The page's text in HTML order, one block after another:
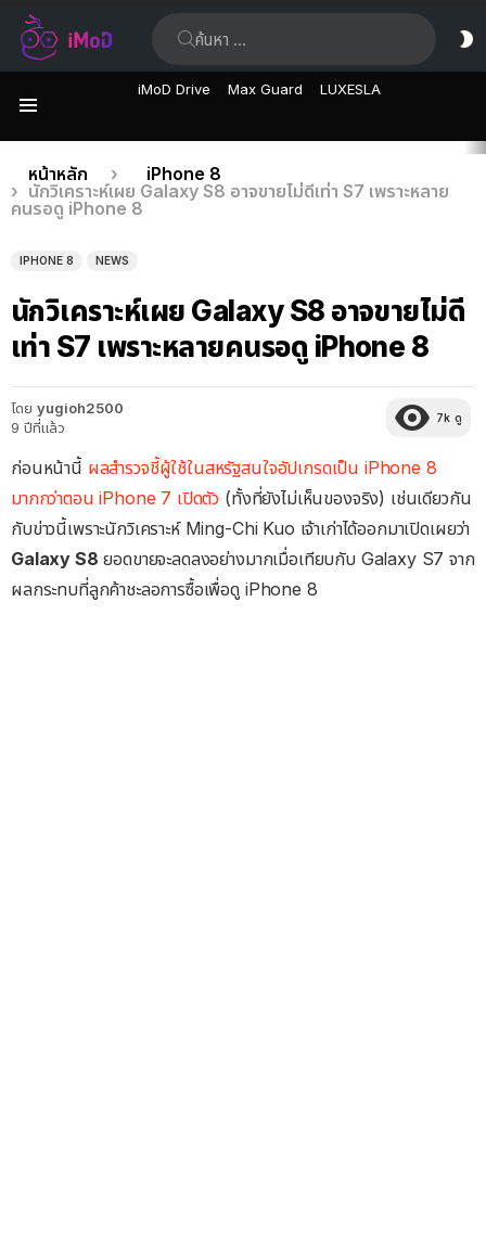
iMoD Drive Max Guard LUXESLA
เรื่อง
ล่าสุด
คุณอยู่ที่นี่:
หน้าหลัก
iPhone 8
นักวิเคราะห์เผย Galaxy S8 อาจขายไม่ดีเท่า S7 เพราะหลาย
คนรอดู iPhone 8
IPHONE 8 NEWS
นักวิเคราะห์เผย Galaxy S8 อาจขายไม่ดี
เท่า S7 เพราะหลายคนรอดู iPhone 8
โดย yugioh2500
9 ปีที่แล้ว
7k ดู
ก่อนหน้านี้ ผลสำรวจชี้ผู้ใช้ในสหรัฐสนใจอัปเกรดเป็น iPhone 8
มากกว่าตอน iPhone 7 เปิดตัว (ทั้งที่ยังไม่เห็นของจริง) เช่นเดียวกัน
กับข่าวนี้เพราะนักวิเคราะห์ Ming-Chi Kuo เจ้าเก่าได้ออกมาเปิดเผยว่า
Galaxy S8 ยอดขายจะลดลงอย่างมากเมื่อเทียบกับ Galaxy S7 จาก
ผลกระทบที่ลูกค้าชะลอการซื้อเพื่อดู iPhone 8